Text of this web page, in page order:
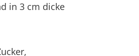
in 3 cm dicke